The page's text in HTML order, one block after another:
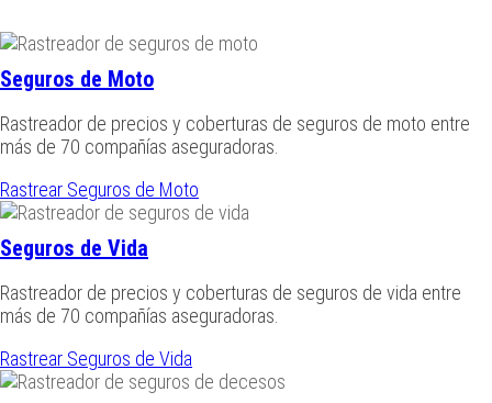
Seguros de Moto
Rastreador de precios y coberturas de seguros de moto entre
más de 70 compañías aseguradoras.
Rastrear Seguros de Moto
Seguros de Vida
Rastreador de precios y coberturas de seguros de vida entre
más de 70 compañías aseguradoras.
Rastrear Seguros de Vida